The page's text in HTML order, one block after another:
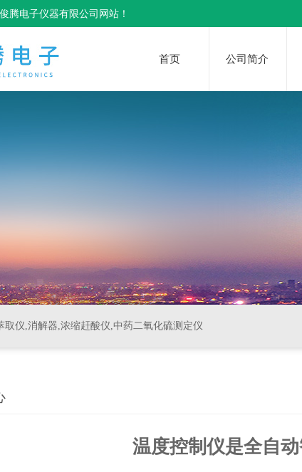
腾电子仪器有限公司网站！
首页 公司简介
取仪,消解器,浓缩赶酸仪,中药二氧化硫测定仪
温度控制仪是全自